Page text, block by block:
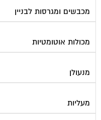
מכבשים ומגרסות לבניין
מכולות אוטומטיות
מנעולן
מעליות